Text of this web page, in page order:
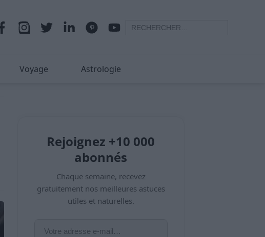
Voyage Astrologie
Rejoignez +10 000
abonnés
Chaque semaine, recevez
gratuitement nos meilleures astuces
utiles et naturelles.